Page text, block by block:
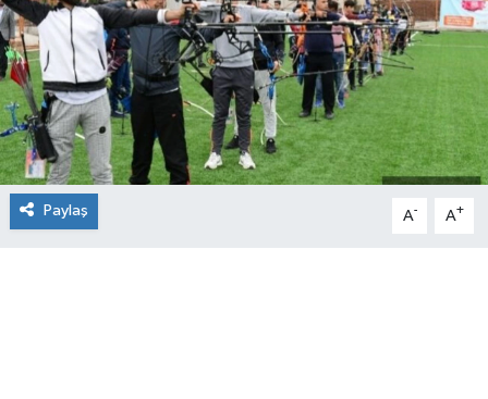
Paylaş A- A+